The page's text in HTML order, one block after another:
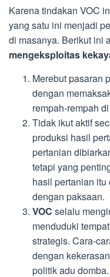
Karena tindakan VOC
yang satu ini menjadi
di masanya. Berikut ini
mengeksploitas
Merebut pasaran
dengan
rempah-rempah
Tidak ikut aktif
produksi hasil
pertanian
tetapi yang
hasil pertanian
dengan paksaan.
VOC selalu
menduduki
strategis. Cara-
dengan
politik adu domba.